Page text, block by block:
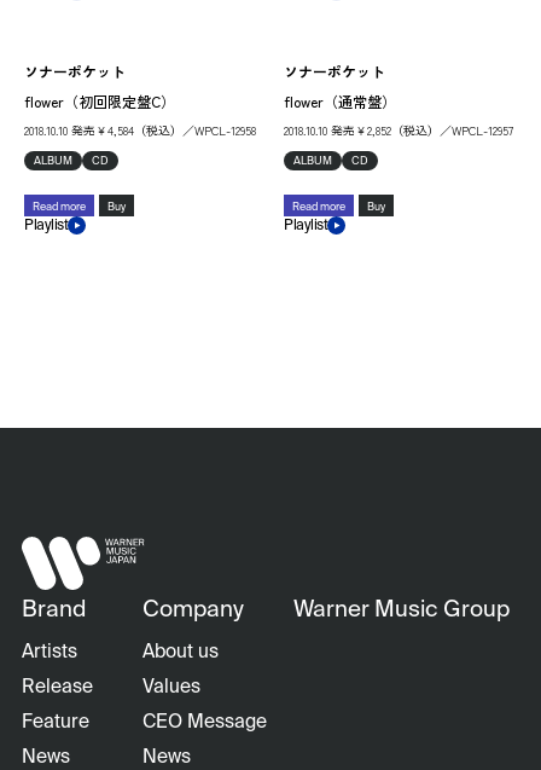
ソナーポケット
flower（初回限定盤C）
2018.10.10 発売￥4,584（税込）／WPCL-12958
ALBUM CD
Read more Buy
Playlist
ソナーポケット
flower（通常盤）
2018.10.10 発売￥2,852（税込）／WPCL-12957
ALBUM CD
Read more Buy
Playlist
Brand
Artists
Release
Feature
News
Company
About us
Values
CEO Message
News
Warner Music Group